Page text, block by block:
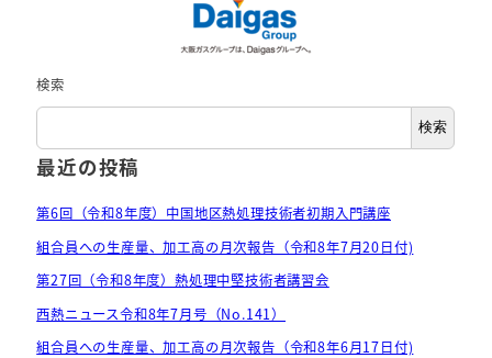
各年度の事業概要
技術セミナー・講習会のご紹介
年度行事予定
検索
検索
最近の投稿
第6回（令和8年度）中国地区熱処理技術者初期入門講座
組合員への生産量、加工高の月次報告（令和8年7月20日付)
第27回（令和8年度）熱処理中堅技術者講習会
西熱ニュース令和8年7月号（No.141）
組合員への生産量、加工高の月次報告（令和8年6月17日付)